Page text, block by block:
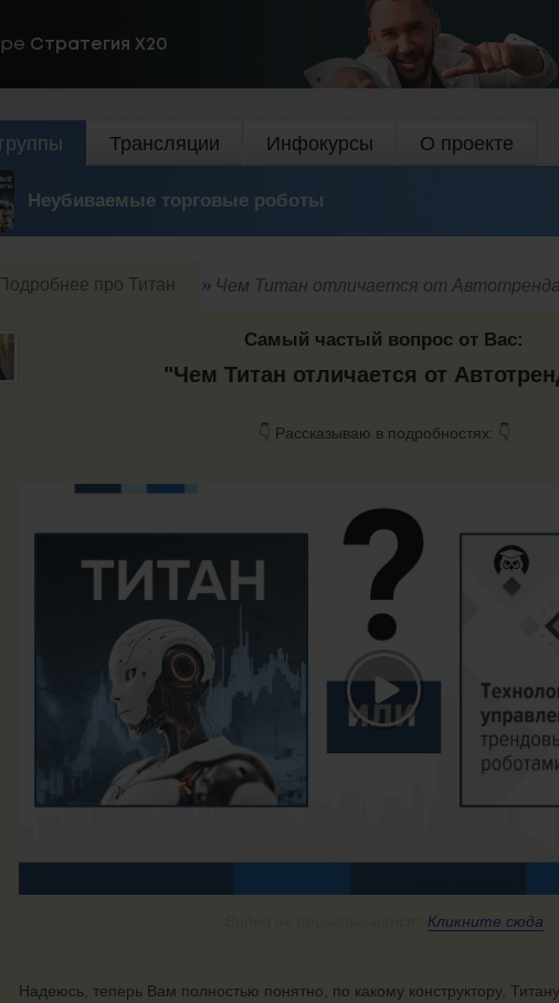
Стратегия Х20
Трансляции Инфокурсы О проекте
Неубиваемые торговые роботы
про Титан Чем Титан отличается от
Самый частый вопрос от Вас:
"Чем Титан отличается от
👇 Рассказываю в подробностях: 👇
Кликните сюда
Надеюсь, теперь Вам полностью понятно, по какому конструктору,